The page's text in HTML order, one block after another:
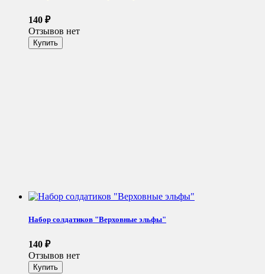
140 ₽
Отзывов нет
Набор солдатиков "Верховные эльфы"
140 ₽
Отзывов нет